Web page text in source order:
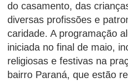
do casamento, das
diversas profissões e
caridade. A programação
iniciada no final de maio,
religiosas e festivas na
bairro Paraná, que estão